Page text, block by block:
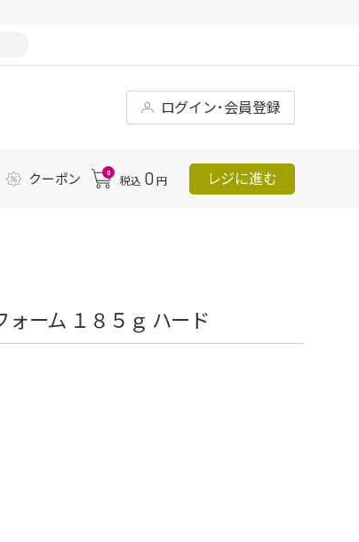
ログイン･会員登録
クーポン 0
税込 0 円 レジに進む
ーム １８５ｇ ハード